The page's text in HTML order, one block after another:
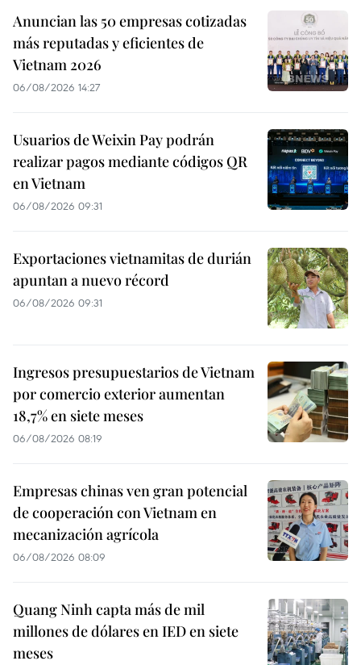
Anuncian las 50 empresas cotizadas
más reputadas y eficientes de
Vietnam 2026
06/08/2026 14:27
Usuarios de Weixin Pay podrán
realizar pagos mediante códigos QR
en Vietnam
06/08/2026 09:31
Exportaciones vietnamitas de durián
apuntan a nuevo récord
06/08/2026 09:31
Ingresos presupuestarios de Vietnam
por comercio exterior aumentan
18,7% en siete meses
06/08/2026 08:19
Empresas chinas ven gran potencial
de cooperación con Vietnam en
mecanización agrícola
06/08/2026 08:09
Quang Ninh capta más de mil
millones de dólares en IED en siete
meses